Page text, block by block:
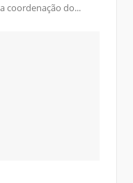
coordenação do...